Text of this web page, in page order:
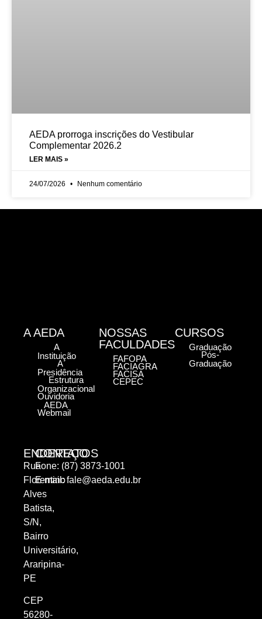
AEDA prorroga inscrições do Vestibular
Complementar 2026.2
LER MAIS »
24/07/2026 Nenhum comentário
ENDEREÇO
Rua
Florentino
Alves
Batista,
S/N,
Bairro
Universitário,
Araripina-
PE
CEP
56280-
CONTATOS
Fone: (87) 3873-1001
E-mail:fale@aeda.edu.br
A AEDA
A
Instituição
A
Presidência
Estrutura
Organizacional
Ouvidoria
AEDA
Webmail
NOSSAS
FACULDADES
FAFOPA
FACIAGRA
FACISA
CEPEC
CURSOS
Graduação
Pós-
Graduação